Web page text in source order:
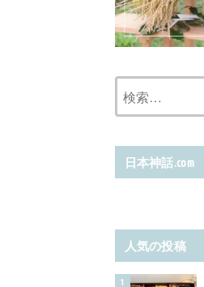
日本神話.com
人気の投稿